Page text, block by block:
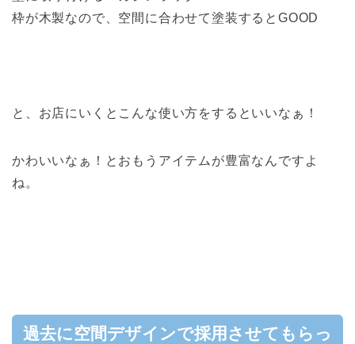
枠が木製なので、空間に合わせて塗装するとGOOD
と、お店にいくとこんな使い方をするといいなぁ！
かわいいなぁ！とおもうアイテムが豊富なんですよ
ね。
過去に空間デザインで採用させてもらっ